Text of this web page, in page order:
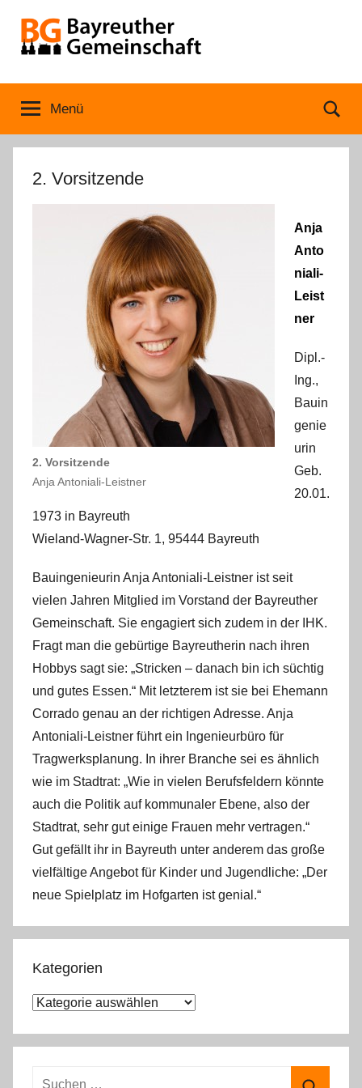
Inhalt
springen
Bayreuther
Gemeinschaft
Menü
2. Vorsitzende
2. Vorsitzende
Anja Antoniali-Leistner
Anja
Anto
niali-
Leist
ner
Dipl.-
Ing.,
Bauin
genie
urin
Geb.
20.01.
1973 in Bayreuth
Wieland-Wagner-Str. 1, 95444 Bayreuth
Bauingenieurin Anja Antoniali-Leistner ist seit
vielen Jahren Mitglied im Vorstand der Bayreuther
Gemeinschaft. Sie engagiert sich zudem in der IHK.
Fragt man die gebürtige Bayreutherin nach ihren
Hobbys sagt sie: „Stricken – danach bin ich süchtig
und gutes Essen.“ Mit letzterem ist sie bei Ehemann
Corrado genau an der richtigen Adresse. Anja
Antoniali-Leistner führt ein Ingenieurbüro für
Tragwerksplanung. In ihrer Branche sei es ähnlich
wie im Stadtrat: „Wie in vielen Berufsfeldern könnte
auch die Politik auf kommunaler Ebene, also der
Stadtrat, sehr gut einige Frauen mehr vertragen.“
Gut gefällt ihr in Bayreuth unter anderem das große
vielfältige Angebot für Kinder und Jugendliche: „Der
neue Spielplatz im Hofgarten ist genial.“
Kategorien
K
t